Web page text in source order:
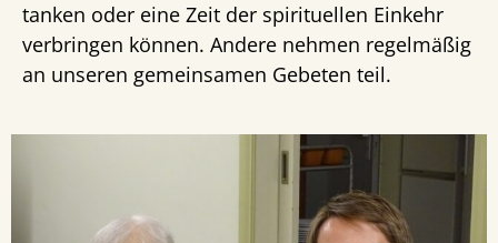
tanken oder eine Zeit der spirituellen Einkehr
verbringen können. Andere nehmen regelmäßig
an unseren gemeinsamen Gebeten teil.